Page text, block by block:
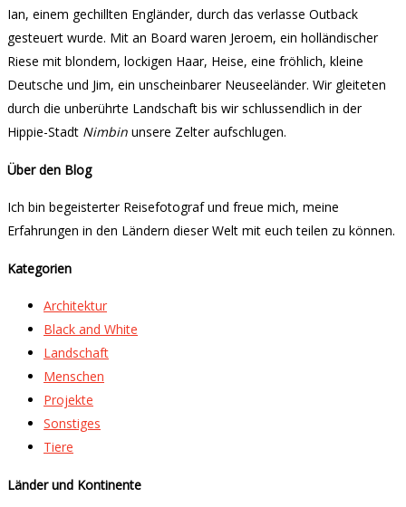
Ian, einem gechillten Engländer, durch das verlasse Outback
gesteuert wurde. Mit an Board waren Jeroem, ein holländischer
Riese mit blondem, lockigen Haar, Heise, eine fröhlich, kleine
Deutsche und Jim, ein unscheinbarer Neuseeländer. Wir gleiteten
durch die unberührte Landschaft bis wir schlussendlich in der
Hippie-Stadt Nimbin unsere Zelter aufschlugen.
Über den Blog
Ich bin begeisterter Reisefotograf und freue mich, meine
Erfahrungen in den Ländern dieser Welt mit euch teilen zu können.
Kategorien
Architektur
Black and White
Landschaft
Menschen
Projekte
Sonstiges
Tiere
Länder und Kontinente